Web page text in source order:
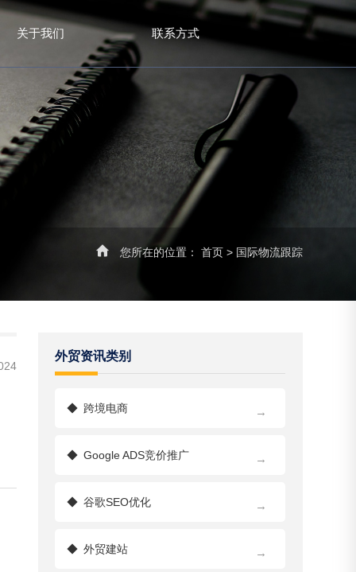
关于我们 联系方式
您所在的位置： 首页> 国际物流跟踪
外贸资讯类别
→
◆ 跨境电商
→
◆ Google ADS竞价推广
→
◆ 谷歌SEO优化
→
◆ 外贸建站